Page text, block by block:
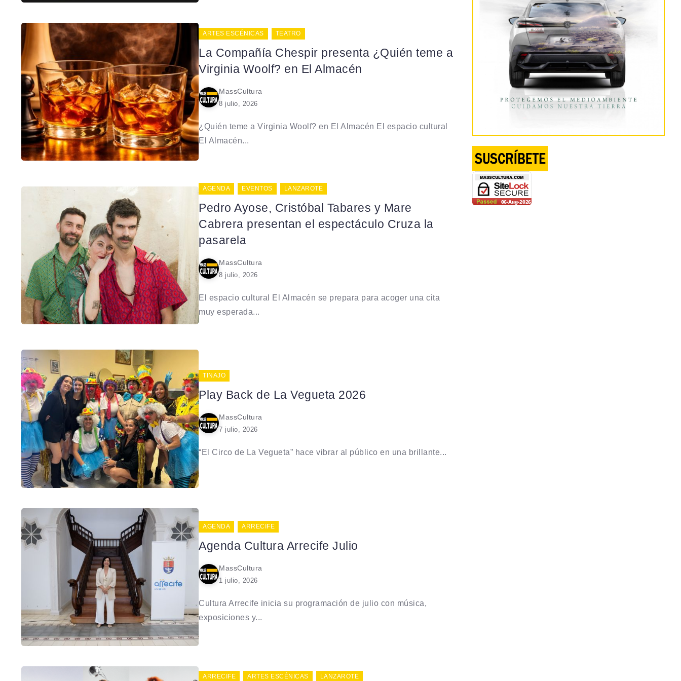
ARTES ESCÉNICAS TEATRO
La Compañía Chespir presenta ¿Quién teme a
Virginia Woolf? en El Almacén
MassCultura
8 julio, 2026
¿Quién teme a Virginia Woolf? en El Almacén El espacio cultural
El Almacén...
AGENDA EVENTOS LANZAROTE
Pedro Ayose, Cristóbal Tabares y Mare
Cabrera presentan el espectáculo Cruza la
pasarela
MassCultura
8 julio, 2026
El espacio cultural El Almacén se prepara para acoger una cita
muy esperada...
TINAJO
Play Back de La Vegueta 2026
MassCultura
7 julio, 2026
“El Circo de La Vegueta” hace vibrar al público en una brillante...
AGENDA ARRECIFE
Agenda Cultura Arrecife Julio
MassCultura
1 julio, 2026
Cultura Arrecife inicia su programación de julio con música,
exposiciones y...
ARRECIFE ARTES ESCÉNICAS LANZAROTE